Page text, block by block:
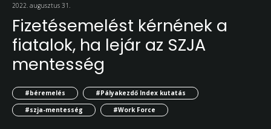
2022. augusztus 31.
Fizetésemelést kérnének a
fiatalok, ha lejár az SZJA
mentesség
#béremelés
#Pályakezdő Index kutatás
#szja-mentesség
#Work Force